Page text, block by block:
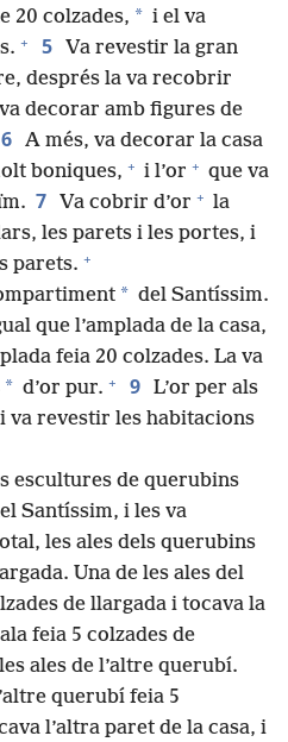
20 colzades, * i el va
+ 5
Va revestir la gran
després la va recobrir
decorar amb figures de
6 A més, va decorar la casa
boniques, + i l’or + que va
7 Va cobrir d’or + la
les parets i les portes, i
parets. +
* del Santíssim.
que l’amplada de la casa,
feia 20 colzades. La va
* d’or pur. + 9 L’or per als
i va revestir les habitacions
escultures de querubins
Santíssim, i les va
les ales dels querubins
Una de les ales del
de llargada i tocava la
feia 5 colzades de
ales de l’altre querubí.
querubí feia 5
l’altra paret de la casa, i